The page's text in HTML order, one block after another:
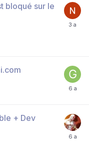
bloqué sur le
+ Dev